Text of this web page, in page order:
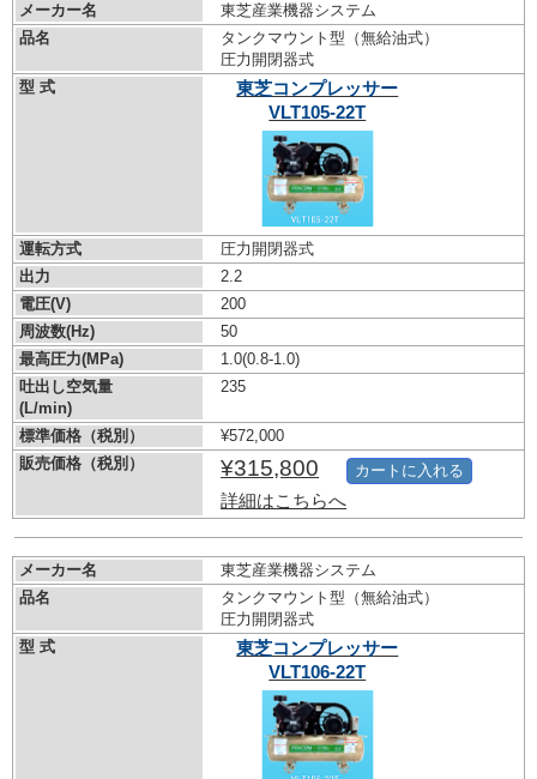
メーカー名
東芝産業機器システム
品名
タンクマウント型（無給油式）
圧力開閉器式
型 式
東芝コンプレッサー
VLT105-22T
運転方式
圧力開閉器式
出力
2.2
電圧(V)
200
周波数(Hz)
50
最高圧力(MPa)
1.0(0.8-1.0)
吐出し空気量
(L/min)
235
標準価格（税別）
¥572,000
販売価格（税別）
¥315,800
詳細はこちらへ
カートに入れる
メーカー名
東芝産業機器システム
品名
タンクマウント型（無給油式）
圧力開閉器式
型 式
東芝コンプレッサー
VLT106-22T